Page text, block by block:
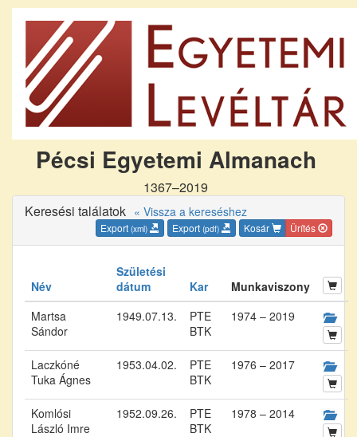
Pécsi Egyetemi Almanach
1367–2019
Keresési találatok « Vissza a kereséshez
Export (xml) Export (pdf) Kosár Ürítés
Név
Születési
dátum
Kar
Munkaviszony
Martsa
Sándor
1949.07.13.
PTE
BTK
1974 – 2019
Laczkóné
Tuka Ágnes
1953.04.02.
PTE
BTK
1976 – 2017
Komlósi
László Imre
1952.09.26.
PTE
BTK
1978 – 2014